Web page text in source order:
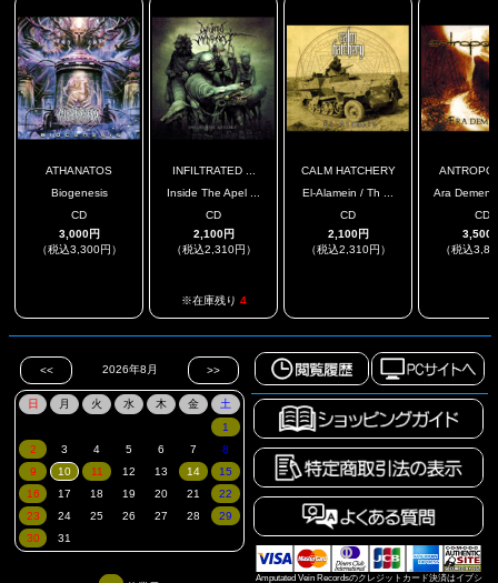
ATHANATOS
Biogenesis
CD
3,000円
（税込3,300円）
INFILTRATED ...
Inside The Apel ...
CD
2,100円
（税込2,310円）
※在庫残り 4
CALM HATCHERY
El-Alamein / Th ...
CD
2,100円
（税込2,310円）
Ara
CD
3,500
（税込
Amputated Vein Recordsのクレジットカード決済はイプシ